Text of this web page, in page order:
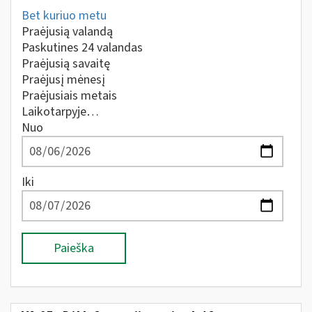
Bet kuriuo metu
Praėjusią valandą
Paskutines 24 valandas
Praėjusią savaitę
Praėjusį mėnesį
Praėjusiais metais
Laikotarpyje…
Nuo
Iki
Paieška